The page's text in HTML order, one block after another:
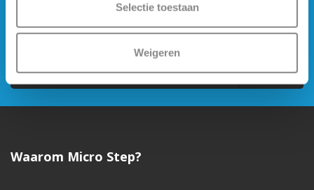
Selectie toestaan
Weigeren
Blijf op de hoogte en schrijf je in voor onze
Verstuur
Waarom Micro Step?